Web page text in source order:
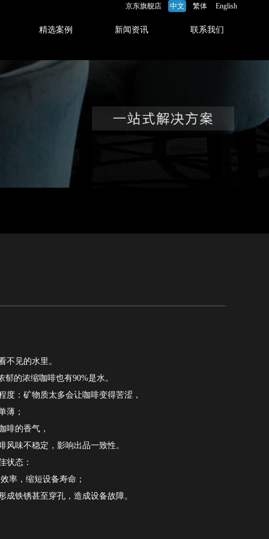
京东旗舰店 中文 繁体 English
精选案例 新闻资讯 联系我们
不见的水里。
的浓缩咖啡也有90%是水。
度：矿物质太多会让咖啡变得苦涩，
薄；
啡的香气，
风味不稳定， 影响出品一致性。
状态：
率， 缩短设备寿命；
成铁锈甚至穿孔，造成设备故障。